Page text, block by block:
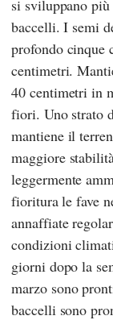
si sviluppano
baccelli. I semi
profondo cinque
centimetri.
40 centimetri in
fiori. Uno strato
mantiene il
maggiore
leggermente
fioritura le fave
annaffiate
condizioni
giorni dopo la
marzo sono
baccelli sono